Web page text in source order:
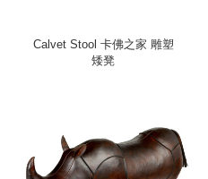
Calvet Stool 卡佛之家 雕塑
矮凳